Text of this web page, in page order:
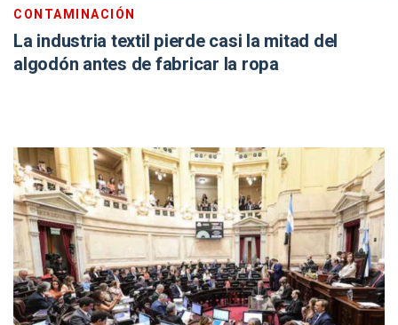
CONTAMINACIÓN
La industria textil pierde casi la mitad del
algodón antes de fabricar la ropa